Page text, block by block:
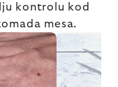
kontrolu kod
mesa.